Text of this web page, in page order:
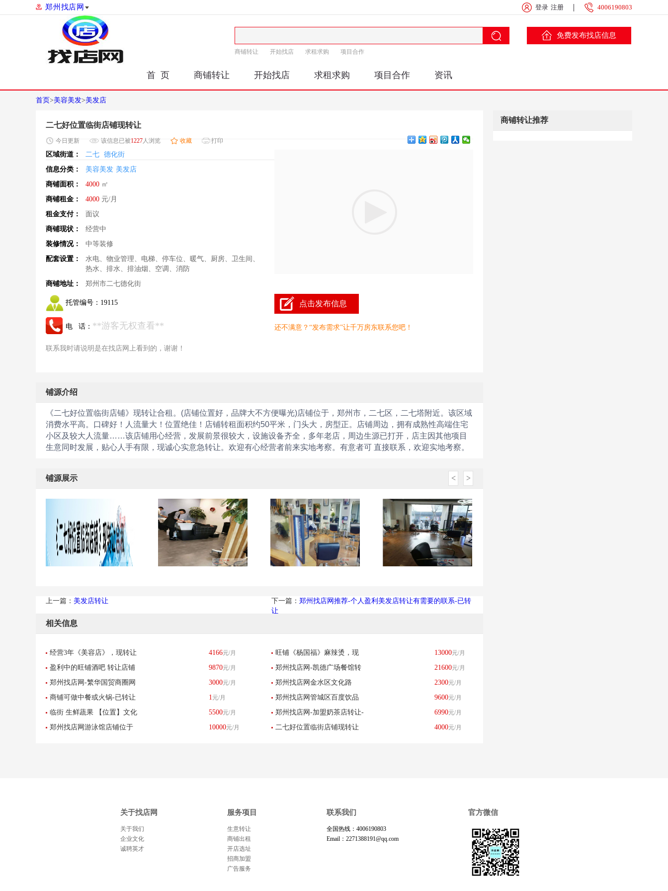
郑州找店网 登录 注册 4006190803
商铺转让 开始找店 求租求购 项目合作
免费发布找店信息
首 页 商铺转让 开始找店 求租求购 项目合作 资讯
首页>美容美发>美发店
二七好位置临街店铺现转让
今日 更新 该信息已被1227人浏览 收藏 打印
区域街道： 二七 德化街
信息分类：
美容美发 美发店
商铺面积：
4000 ㎡
商铺租金：
4000 元/月
租金支付：
面议
商铺现状：
经营中
装修情况：
中等装修
配套设置：
水电、物业管理、电梯、停车位、暖气、厨房、卫生间、
热水、排水、排油烟、空调、消防
商铺地址：
郑州市二七德化街
托管编号： 19115
电 话： **游客无权查看**
联系我时请说明是在找店网上看到的，谢谢！
点击发布信息
还不满意？“发布需求”让千万房东联系您吧！
铺源介绍
《二七好位置临街店铺》现转让合租。(店铺位置好，品牌大不方便曝光)店铺位于，郑州市，二七区，二七塔附近。该区域
消费水平高。口碑好！人流量大！位置绝佳！店铺转租面积约50平米，门头大，房型正。店铺周边，拥有成熟性高端住宅
小区及较大人流量……该店铺用心经营，发展前景很较大，设施设备齐全，多年老店，周边生源已打开，店主因其他项目
生意同时发展，贴心人手有限，现诚心实意急转让。欢迎有心经营者前来实地考察。有意者可 直接联系，欢迎实地考察。
铺源展示 < >
上一篇： 美发店转让 下一篇： 郑州找店网推荐-个人盈利美发店转让有需要的联系-已转
让
相关信息
经营3年《美容店》，现转让 4166元/月 旺铺《杨国福》麻辣烫，现
转让
13000元/月
盈利中的旺铺酒吧 转让店铺
位于郑东新区 博学路
9870元/月 郑州找店网-凯德广场餐馆转
让-已转让
21600元/月
郑州找店网-繁华国贸商圈网
红风格美容美甲半永久服装
3000元/月 郑州找店网金水区文化路
《缘梦圆摄影店》-已转让
2300元/月
商铺可做中餐或火锅-已转让 1元/月 郑州找店网管城区百度饮品
现转让-已转让
9600元/月
临街 生鲜蔬果 【位置】文化
北路体育路
5500元/月 郑州找店网-加盟奶茶店转让-
已转让
6990元/月
郑州找店网游泳馆店铺位于 10000元/月 二七好位置临街店铺现转让 4000元/月
商铺转让推荐
关于找店网
关于我们
企业文化
诚聘英才
服务项目
生意转让
商铺出租
开店选址
招商加盟
广告服务
联系我们
全国热线：4006190803
Email：2271388191@qq.com
官方微信